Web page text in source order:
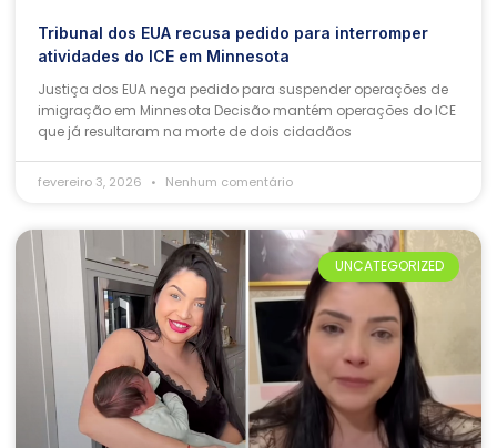
Tribunal dos EUA recusa pedido para interromper
atividades do ICE em Minnesota
Justiça dos EUA nega pedido para suspender operações de
imigração em Minnesota Decisão mantém operações do ICE
que já resultaram na morte de dois cidadãos
fevereiro 3, 2026 Nenhum comentário
UNCATEGORIZED